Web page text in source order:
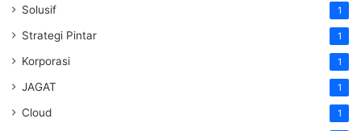
Solusif 1
Strategi Pintar 1
Korporasi 1
JAGAT 1
Cloud 1